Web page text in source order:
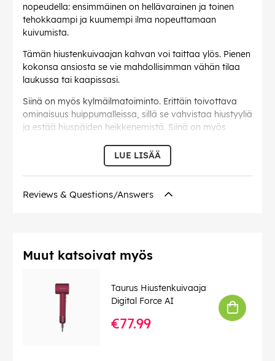
nopeudella: ensimmäinen on hellävarainen ja toinen
tehokkaampi ja kuumempi ilma nopeuttamaan
kuivumista.
Tämän hiustenkuivaajan kahvan voi taittaa ylös. Pienen
kokonsa ansiosta se vie mahdollisimman vähän tilaa
laukussa tai kaapissasi.
Siinä on myös kylmäilmatoiminto. Erittäin toivottava
ominaisuus huippumalleissa, sillä se vahvistaa hiustyyliä
ja estää hiuspäiden heikkenemistä. Siinä on myös
8414234001153
LUE LISÄÄ
Reviews & Questions/Answers
Muut katsoivat myös
Taurus Hiustenkuivaaja
Digital Force AI
€77.99